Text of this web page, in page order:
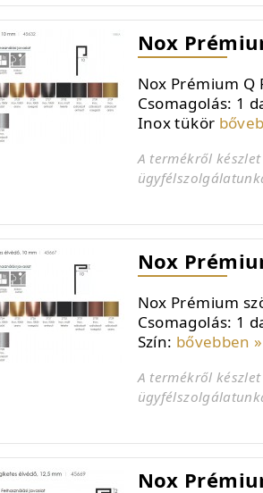
Nox
Nox Prémium Q
Csomagolás: 1
Inox tükör
A termékről
Nox
Nox Prémium
Csomagolás: 1
Szín: bővebben »
A termékről
Nox